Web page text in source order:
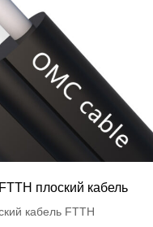
плоский кабель
кабель FTTH